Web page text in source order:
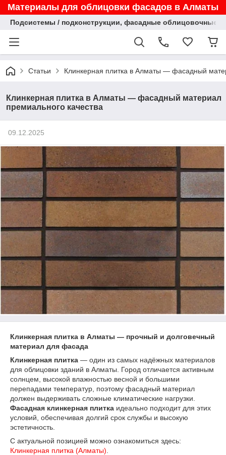
Материалы для облицовки фасадов в Алматы
Подсистемы / подконструкции, фасадные облицовочные
Статьи Клинкерная плитка в Алматы — фасадный
Клинкерная плитка в Алматы — фасадный материал
премиального качества
09.12.2025
Клинкерная плитка в Алматы — прочный и долговечный
материал для фасада
Клинкерная плитка — один из самых надёжных материалов
для облицовки зданий в Алматы. Город отличается активным
солнцем, высокой влажностью весной и большими
перепадами температур, поэтому фасадный материал
должен выдерживать сложные климатические нагрузки.
Фасадная клинкерная плитка идеально подходит для этих
условий, обеспечивая долгий срок службы и высокую
эстетичность.
С актуальной позицией можно ознакомиться здесь:
Клинкерная плитка (Алматы)